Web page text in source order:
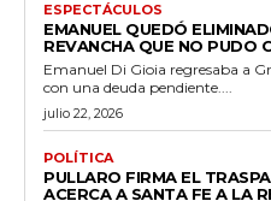
ESPECTÁCULOS
EMANUEL QUEDÓ
REVANCHA QUE NO PUDO
Emanuel Di Gioia regresaba a
con una deuda pendiente....
julio 22, 2026
POLÍTICA
PULLARO FIRMA EL
ACERCA A SANTA FE A LA